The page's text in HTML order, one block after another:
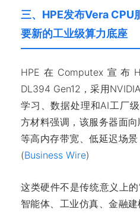
三、HPE发布Vera
要新的工业级算力底座
HPE在Computex宣布
DL394 Gen12，采用
学习、数据处理和AI工厂
方材料强调，该服务器面
等高内存带宽、低延迟场景
(Business Wire)
这类硬件不是传统意义上
智能体、工业仿真、金融